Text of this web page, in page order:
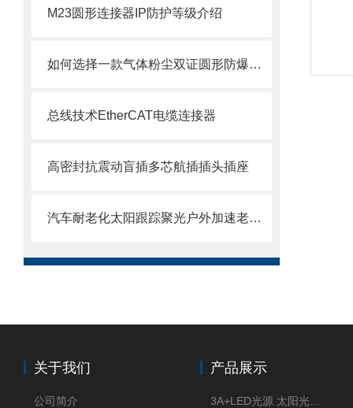
M23圆形连接器IP防护等级介绍
如何选择一款气体粉尘双证圆形防爆航空插头插座5针3孔4芯
总线技术EtherCAT电缆连接器
高密封抗震动盲插多芯航插插头插座
汽车耐老化太阳跟踪聚光户外加速老化试验模拟器
关于我们
公司简介
产品展示